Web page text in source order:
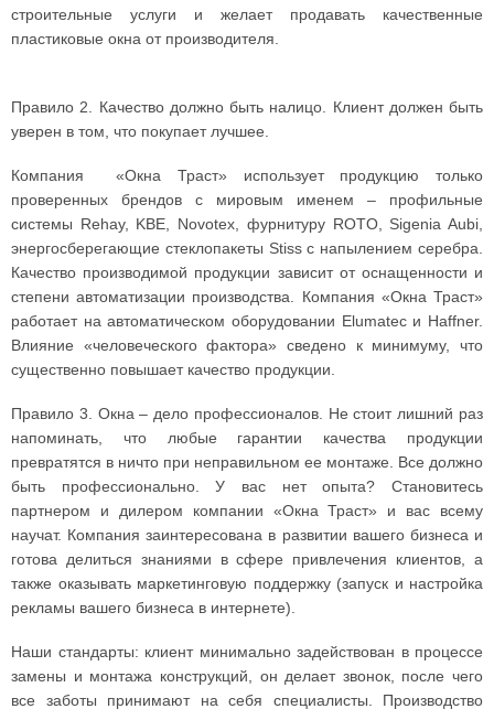
Правило 2. Качество должно быть налицо. Клиент должен быть
уверен в том, что покупает лучшее.
Компания «Окна Траст» использует продукцию только
проверенных брендов с мировым именем – профильные
системы Rehay, KBE, Novotex, фурнитуру ROTO, Sigenia Aubi,
энергосберегающие стеклопакеты Stiss с напылением серебра.
Качество производимой продукции зависит от оснащенности и
степени автоматизации производства. Компания «Окна Траст»
работает на автоматическом оборудовании Elumatec и Haffner.
Влияние «человеческого фактора» сведено к минимуму, что
существенно повышает качество продукции.
Правило 3. Окна – дело профессионалов. Не стоит лишний раз
напоминать, что любые гарантии качества продукции
превратятся в ничто при неправильном ее монтаже. Все должно
быть профессионально. У вас нет опыта? Становитесь
партнером и дилером компании «Окна Траст» и вас всему
научат. Компания заинтересована в развитии вашего бизнеса и
готова делиться знаниями в сфере привлечения клиентов, а
также оказывать маркетинговую поддержку (запуск и настройка
рекламы вашего бизнеса в интернете).
Наши стандарты: клиент минимально задействован в процессе
замены и монтажа конструкций, он делает звонок, после чего
все заботы принимают на себя специалисты. Производство